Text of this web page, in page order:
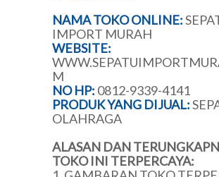
NAMA TOKO ONLINE:
IMPORT MURAH
WEBSITE:
M
NO HP: 0812-9339-4141
PRODUK YANG DIJUAL:
OLAHRAGA
ALASAN DAN
TOKO INI TERPERCAYA: